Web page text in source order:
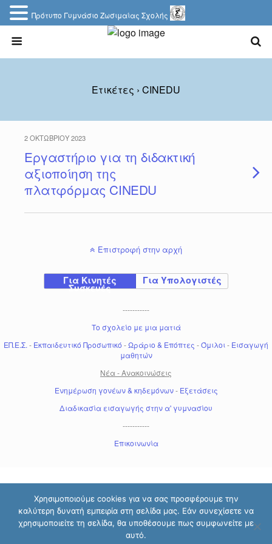
Ετικέτες › CINEDU
2 ΟΚΤΩΒΡΊΟΥ 2023
Εργαστήριο για τη διδακτική
αξιοποίηση της
πλατφόρμας CINEDU
Επιστροφή στην αρχή
Για Κινητές
Συσκευές
Για Υπολογιστές
-----------
Το σχολείο με μια ματιά
ΕΠ.Ε.Σ. - Εκπαιδευτικό Προσωπικό -Ωράριο & Επόπτες -Όμιλοι- Εισαγωγή
μαθητών
Νέα - Ανακοινώσεις
Ενημέρωση γονέων & κηδεμόνων- Εξετάσεις
Διαδικασία εισαγωγής στην α' γυμνασίου
-----------
Επικοινωνία
Πρότυπο Γυμνάσιο Ζωσιμαίας Σχολής
Χρησιμοποιούμε cookies για να σας προσφέρουμε την
καλύτερη δυνατή εμπειρία στη σελίδα μας. Εάν συνεχίσετε να
χρησιμοποιείτε τη σελίδα, θα υποθέσουμε πως συμφωνείτε με
αυτό.